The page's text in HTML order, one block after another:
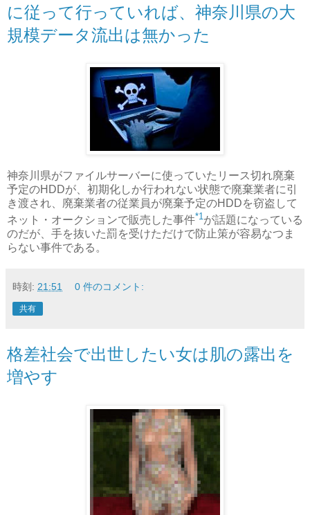
に従って行っていれば、神奈川県の大
規模データ流出は無かった
神奈川県がファイルサーバーに使っていたリース切れ廃棄
予定のHDDが、初期化しか行われない状態で廃棄業者に引
き渡され、廃棄業者の従業員が廃棄予定のHDDを窃盗して
ネット・オークションで販売した事件*1が話題になっている
のだが、手を抜いた罰を受けただけで防止策が容易なつま
らない事件である。
時刻: 21:51 0 件のコメント:
共有
格差社会で出世したい女は肌の露出を
増やす